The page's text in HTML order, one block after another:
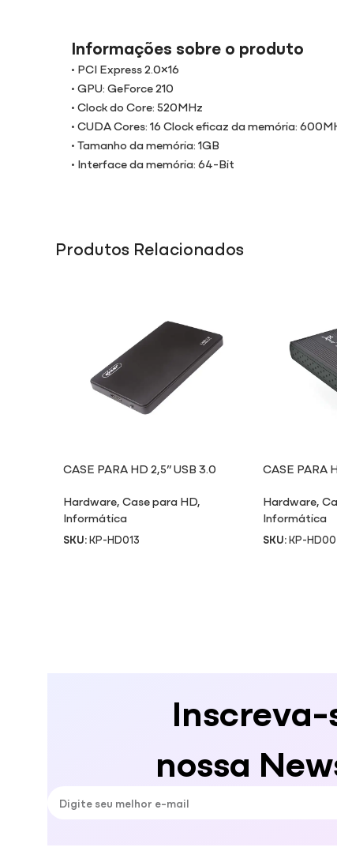
Informações sobre o produto
• PCI Express 2.0×16
• GPU: GeForce 210
• Clock do Core: 520MHz
• CUDA Cores: 16 Clock eficaz da memória:
• Tamanho da memória: 1GB
• Interface da memória: 64-Bit
Produtos Relacionados
CASE PARA HD 2,5” USB 3.0
Hardware,Case para HD,
Informática
SKU:KP-HD013
CASE PARA
Hardware,
Informática
SKU:KP-
Inscreva-
nossa